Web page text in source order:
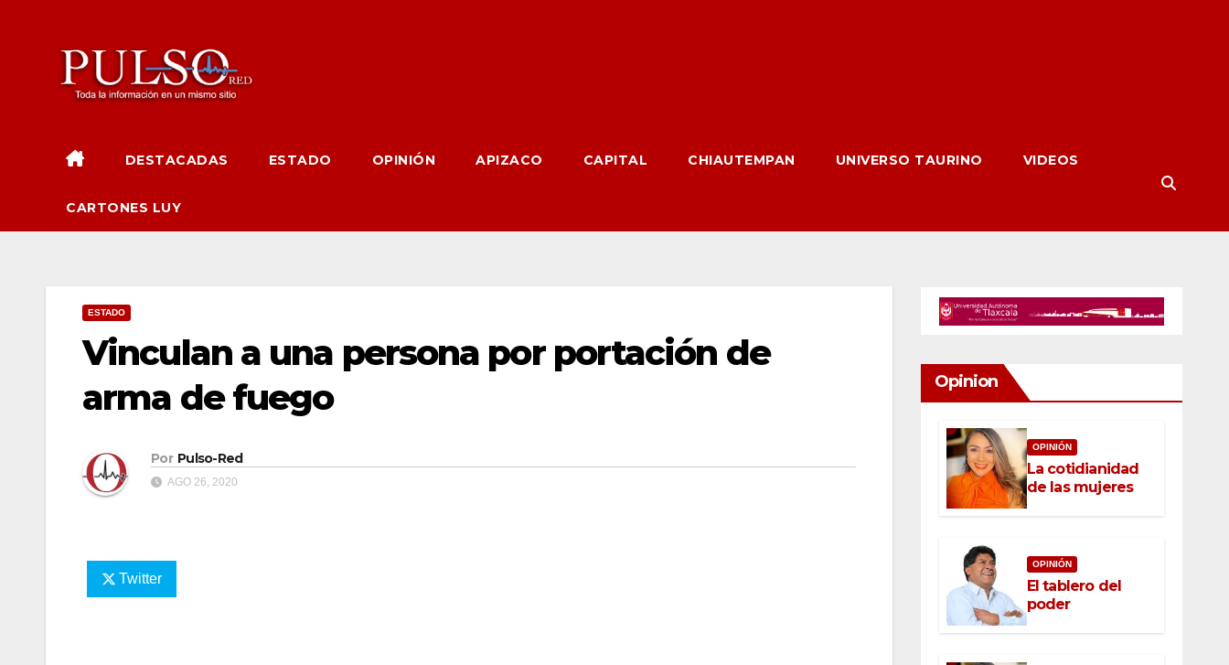
DESTACADAS ESTADO OPINIÓN APIZACO CAPITAL CHIAUTEMPAN UNIVERSO TAURINO VIDEOS
CARTONES LUY
ESTADO
Vinculan a una persona por portación de
arma de fuego
Por Pulso-Red
AGO 26, 2020
Twitter
Opinion
OPINIÓN
La cotidianidad
de las mujeres
OPINIÓN
El tablero del
poder